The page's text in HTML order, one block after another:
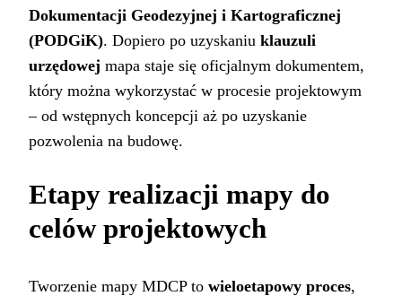
Dokumentacji Geodezyjnej i Kartograficznej
(PODGiK). Dopiero po uzyskaniu klauzuli
urzędowej mapa staje się oficjalnym dokumentem,
który można wykorzystać w procesie projektowym
– od wstępnych koncepcji aż po uzyskanie
pozwolenia na budowę.
Etapy realizacji mapy do
celów projektowych
Tworzenie mapy MDCP to wieloetapowy proces,